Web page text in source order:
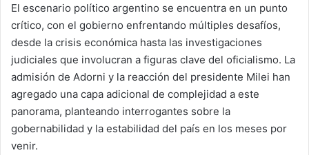
El escenario político argentino se encuentra en un punto
crítico, con el gobierno enfrentando múltiples desafíos,
desde la crisis económica hasta las investigaciones
judiciales que involucran a figuras clave del oficialismo. La
admisión de Adorni y la reacción del presidente Milei han
agregado una capa adicional de complejidad a este
panorama, planteando interrogantes sobre la
gobernabilidad y la estabilidad del país en los meses por
venir.